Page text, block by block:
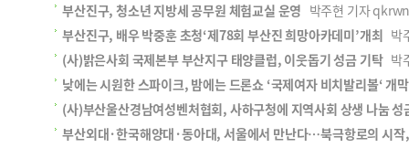
부산진구, 청소년 지방세 공무원 체험교실 운영 박주현 기자
부산진구, 배우 박중훈 초청‘제78회 부산진 희망아카데미’개최 박
(사)밝은사회 국제본부 부산지구 태양클럽, 이웃돕기 성금 기탁박
낮에는 시원한 스파이크, 밤에는 드론쇼 ‘국제여자 비치발리볼‘ 개
(사)부산울산경남여성벤처협회, 사하구청에 지역사회 상생 나눔 성
부산외대·한국해양대·동아대, 서울에서 만난다…북극항로의 시작